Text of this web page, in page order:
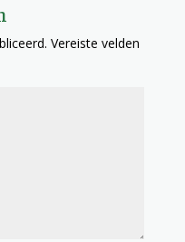
Vereiste velden